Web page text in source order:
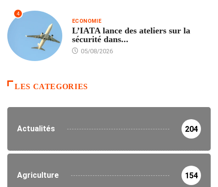
4
ECONOMIE
L’IATA lance des ateliers sur la
sécurité dans...
05/08/2026
LES CATEGORIES
Actualités 204
Agriculture 154